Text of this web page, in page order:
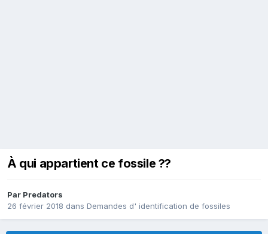
À qui appartient ce fossile ??
Par Predators
26 février 2018 dans Demandes d' identification de fossiles